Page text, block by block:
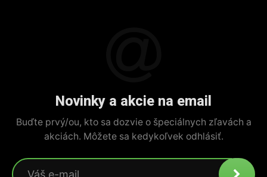
Novinky a akcie na email
Buďte prvý/ou, kto sa dozvie o špeciálnych zľavách a
akciách. Môžete sa kedykoľvek odhlásiť.